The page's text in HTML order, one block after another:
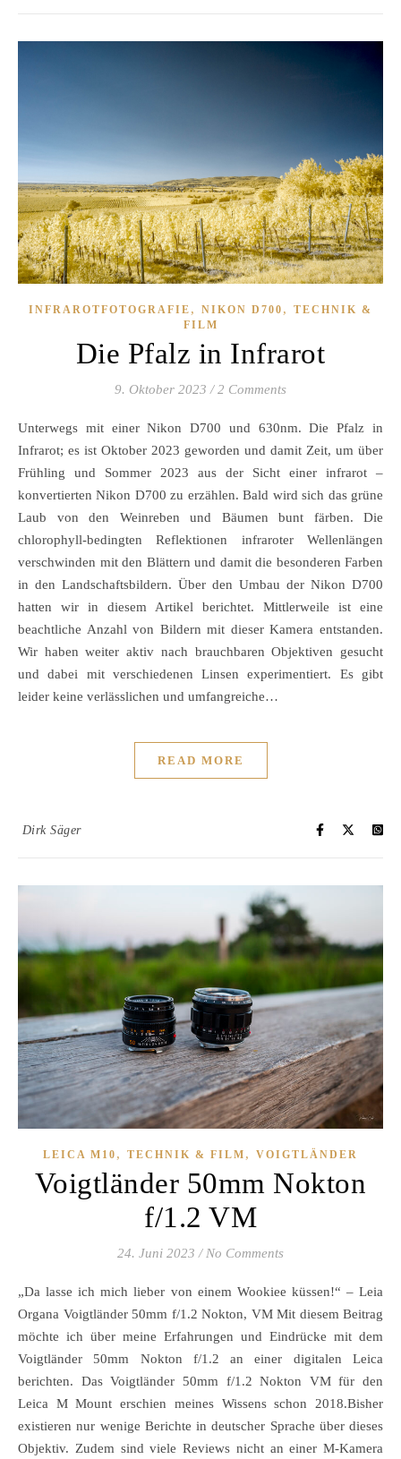
INFRAROTFOTOGRAFIE , NIKON D700 , TECHNIK &
FILM
Die Pfalz in Infrarot
9. Oktober 2023 / 2 Comments
Unterwegs mit einer Nikon D700 und 630nm. Die Pfalz in
Infrarot; es ist Oktober 2023 geworden und damit Zeit, um über
Frühling und Sommer 2023 aus der Sicht einer infrarot –
konvertierten Nikon D700 zu erzählen. Bald wird sich das grüne
Laub von den Weinreben und Bäumen bunt färben. Die
chlorophyll-bedingten Reflektionen infraroter Wellenlängen
verschwinden mit den Blättern und damit die besonderen Farben
in den Landschaftsbildern. Über den Umbau der Nikon D700
hatten wir in diesem Artikel berichtet. Mittlerweile ist eine
beachtliche Anzahl von Bildern mit dieser Kamera entstanden.
Wir haben weiter aktiv nach brauchbaren Objektiven gesucht
und dabei mit verschiedenen Linsen experimentiert. Es gibt
leider keine verlässlichen und umfangreiche…
READ MORE
Dirk Säger
LEICA M10 , TECHNIK & FILM , VOIGTLÄNDER
Voigtländer 50mm Nokton
f/1.2 VM
24. Juni 2023 / No Comments
„Da lasse ich mich lieber von einem Wookiee küssen!“ – Leia
Organa Voigtländer 50mm f/1.2 Nokton, VM Mit diesem Beitrag
möchte ich über meine Erfahrungen und Eindrücke mit dem
Voigtländer 50mm Nokton f/1.2 an einer digitalen Leica
berichten. Das Voigtländer 50mm f/1.2 Nokton VM für den
Leica M Mount erschien meines Wissens schon 2018.Bisher
existieren nur wenige Berichte in deutscher Sprache über dieses
Objektiv. Zudem sind viele Reviews nicht an einer M-Kamera